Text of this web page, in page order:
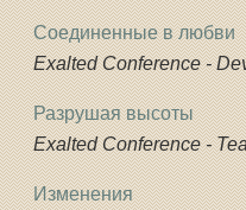
Соединенные в любви
Exalted Conference -
Разрушая высоты
Exalted Conference -
Изменения